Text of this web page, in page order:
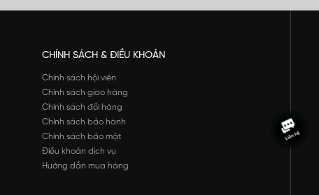
CHÍNH SÁCH & ĐIỀU KHOẢN
Chính sách hội viên
Chính sách giao hàng
Chính sách đổi hàng
Chính sách bảo hành
Chính sách bảo mật
Điều khoản dịch vụ
Hướng dẫn mua hàng